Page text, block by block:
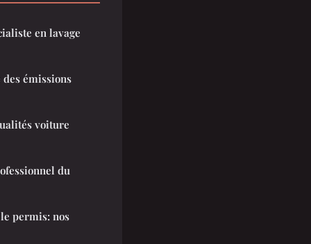
en lavage
émissions
voiture
du
permis: nos